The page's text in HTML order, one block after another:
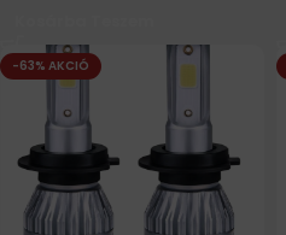
-63% AKCIÓ